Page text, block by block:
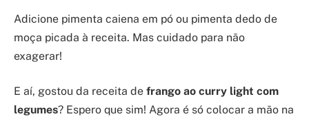
Adicione pimenta caiena em pó ou pimenta dedo de
moça picada à receita. Mas cuidado para não
exagerar!
E aí, gostou da receita de frango ao curry light com
legumes? Espero que sim! Agora é só colocar a mão na